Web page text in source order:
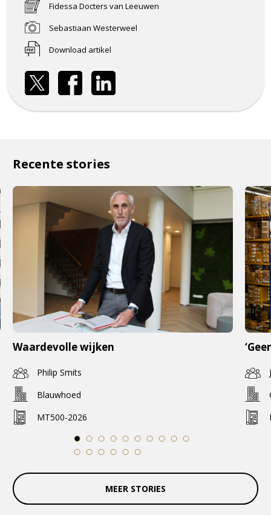
Fidessa Docters van Leeuwen
Sebastiaan Westerweel
Download artikel
Recente stories
Waardevolle wijken
Philip Smits
Blauwhoed
MT500-2026
1
2 3 4 5 6 7 8 9
10
11 12 13 14 15 16
MEER STORIES